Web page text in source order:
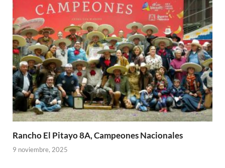
Rancho El Pitayo 8A, Campeones Nacionales
9 noviembre, 2025